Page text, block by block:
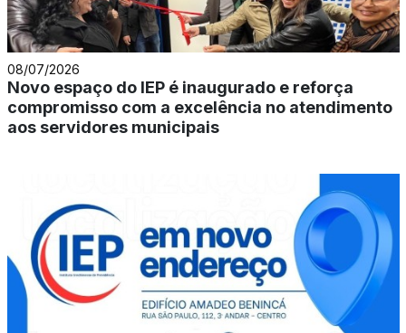
08/07/2026
Novo espaço do IEP é inaugurado e reforça
compromisso com a excelência no atendimento
aos servidores municipais